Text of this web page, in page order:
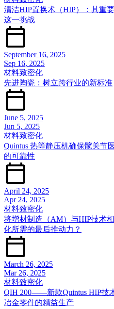
清洁HIP置换术（HIP）：其重
这一挑战
September 16, 2025
Sep 16, 2025
材料致密化
先进陶瓷：树立跨行业的新标准
June 5, 2025
Jun 5, 2025
材料致密化
Quintus 热等静压机确保髋关节
的可靠性
April 24, 2025
Apr 24, 2025
材料致密化
将增材制造（AM）与HIP技术
化所需的最后推动力？
March 26, 2025
Mar 26, 2025
材料致密化
QIH 200——新款Quintus HIP技
冶金零件的精益生产